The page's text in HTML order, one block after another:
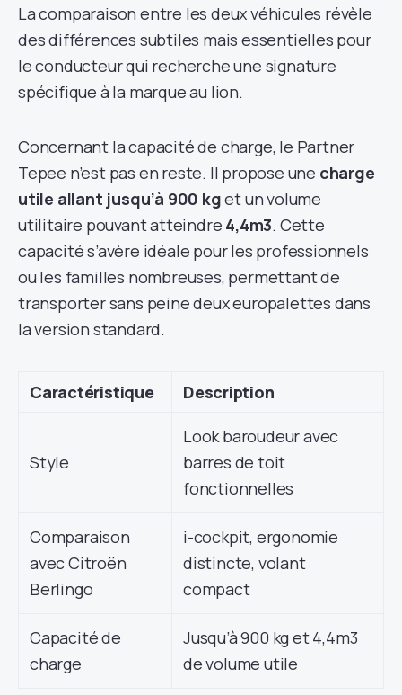
La comparaison entre les deux véhicules révèle
des différences subtiles mais essentielles pour
le conducteur qui recherche une signature
spécifique à la marque au lion.
Concernant la capacité de charge, le Partner
Tepee n’est pas en reste. Il propose une charge
utile allant jusqu’à 900 kget un volume
utilitaire pouvant atteindre 4,4m3. Cette
capacité s’avère idéale pour les professionnels
ou les familles nombreuses, permettant de
transporter sans peine deux europalettes dans
la version standard.
Caractéristique Description
Style
Look baroudeur avec
barres de toit
fonctionnelles
Comparaison
avec Citroën
Berlingo
i-cockpit, ergonomie
distincte, volant
compact
Capacité de
charge
Jusqu’à 900 kg et 4,4m3
de volume utile